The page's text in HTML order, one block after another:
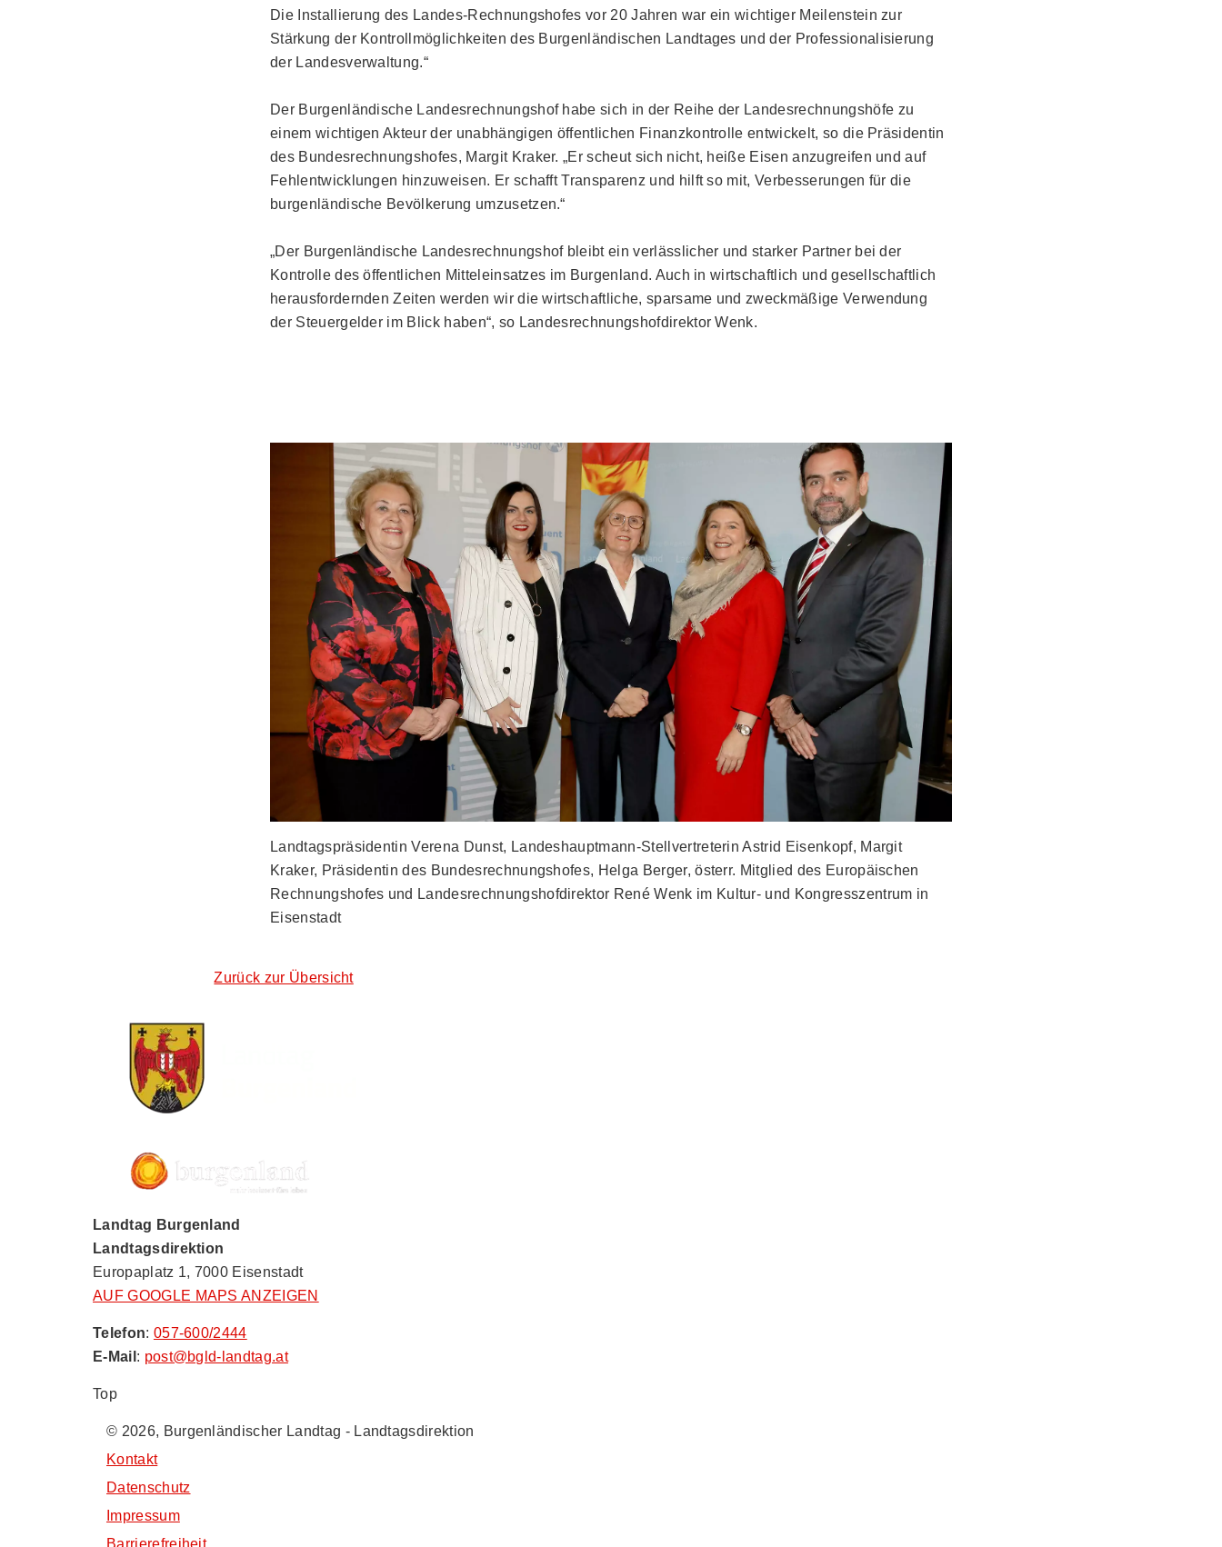
Die Installierung des Landes-Rechnungshofes vor 20 Jahren war ein wichtiger Meilenstein zur
Stärkung der Kontrollmöglichkeiten des Burgenländischen Landtages und der Professionalisierung
der Landesverwaltung.“
Der Burgenländische Landesrechnungshof habe sich in der Reihe der Landesrechnungshöfe zu
einem wichtigen Akteur der unabhängigen öffentlichen Finanzkontrolle entwickelt, so die Präsidentin
des Bundesrechnungshofes, Margit Kraker. „Er scheut sich nicht, heiße Eisen anzugreifen und auf
Fehlentwicklungen hinzuweisen. Er schafft Transparenz und hilft so mit, Verbesserungen für die
burgenländische Bevölkerung umzusetzen.“
„Der Burgenländische Landesrechnungshof bleibt ein verlässlicher und starker Partner bei der
Kontrolle des öffentlichen Mitteleinsatzes im Burgenland. Auch in wirtschaftlich und gesellschaftlich
herausfordernden Zeiten werden wir die wirtschaftliche, sparsame und zweckmäßige Verwendung
der Steuergelder im Blick haben“, so Landesrechnungshofdirektor Wenk.
Landtagspräsidentin Verena Dunst, Landeshauptmann-Stellvertreterin Astrid Eisenkopf, Margit
Kraker, Präsidentin des Bundesrechnungshofes, Helga Berger, österr. Mitglied des Europäischen
Rechnungshofes und Landesrechnungshofdirektor René Wenk im Kultur- und Kongresszentrum in
Eisenstadt
Zurück zur Übersicht
Landtag Burgenland
Landtagsdirektion
Europaplatz 1, 7000 Eisenstadt
AUF GOOGLE MAPS ANZEIGEN
Telefon: 057-600/2444
E-Mail : post@bgld-landtag.at
Top
© 2026, Burgenländischer Landtag - Landtagsdirektion
Kontakt
Datenschutz
Impressum
Barrierefreiheit